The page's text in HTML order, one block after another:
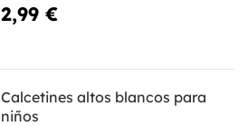
2,99 €
Calcetines altos blancos para
niños